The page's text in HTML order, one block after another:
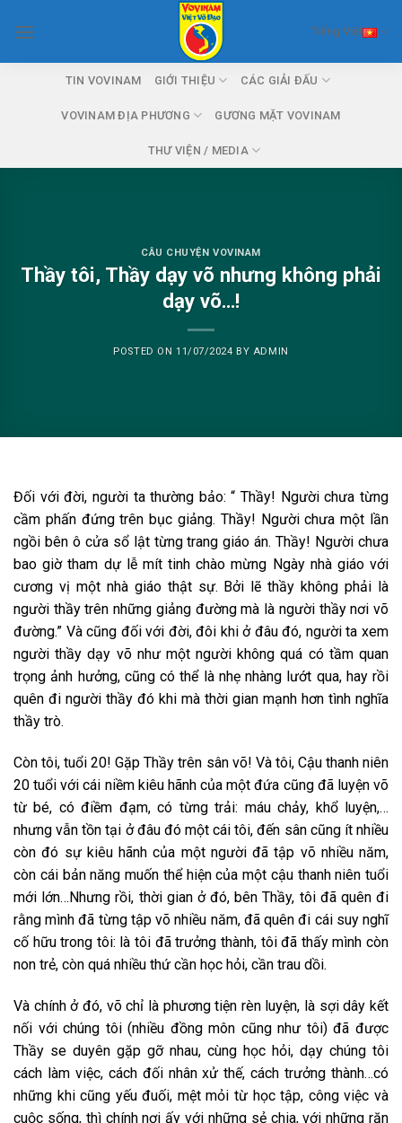
Tiếng Việt
TIN VOVINAM GIỚI THIỆU CÁC GIẢI ĐẤU
VOVINAM ĐỊA PHƯƠNG GƯƠNG MẶT VOVINAM
THƯ VIỆN / MEDIA
CÂU CHUYỆN VOVINAM
Thầy tôi, Thầy dạy võ nhưng không phải
dạy võ…!
POSTED ON 11/07/2024 BY ADMIN
Đối với đời, người ta thường bảo: “ Thầy! Người chưa từng
cầm phấn đứng trên bục giảng. Thầy! Người chưa một lần
ngồi bên ô cửa sổ lật từng trang giáo án. Thầy! Người chưa
bao giờ tham dự lễ mít tinh chào mừng Ngày nhà giáo với
cương vị một nhà giáo thật sự. Bởi lẽ thầy không phải là
người thầy trên những giảng đường mà là người thầy nơi võ
đường.” Và cũng đối với đời, đôi khi ở đâu đó, người ta xem
người thầy dạy võ như một người không quá có tầm quan
trọng ảnh hưởng, cũng có thể là nhẹ nhàng lướt qua, hay rồi
quên đi người thầy đó khi mà thời gian mạnh hơn tình nghĩa
thầy trò.
Còn tôi, tuổi 20! Gặp Thầy trên sân võ! Và tôi, Cậu thanh niên
20 tuổi với cái niềm kiêu hãnh của một đứa cũng đã luyện võ
từ bé, có điềm đạm, có từng trải: máu chảy, khổ luyện,…
nhưng vẫn tồn tại ở đâu đó một cái tôi, đến sân cũng ít nhiều
còn đó sự kiêu hãnh của một người đã tập võ nhiều năm,
còn cái bản năng muốn thể hiện của một cậu thanh niên tuổi
mới lớn…Nhưng rồi, thời gian ở đó, bên Thầy, tôi đã quên đi
rằng mình đã từng tập võ nhiều năm, đã quên đi cái suy nghĩ
cố hữu trong tôi: là tôi đã trưởng thành, tôi đã thấy mình còn
non trẻ, còn quá nhiều thứ cần học hỏi, cần trau dồi.
Và chính ở đó, võ chỉ là phương tiện rèn luyện, là sợi dây kết
nối với chúng tôi (nhiều đồng môn cũng như tôi) đã được
Thầy se duyên gặp gỡ nhau, cùng học hỏi, dạy chúng tôi
cách làm việc, cách đối nhân xử thế, cách trưởng thành…có
những khi cũng yếu đuối, mệt mỏi từ học tập, công việc và
cuộc sống, thì chính nơi ấy với những sẻ chia, với những răn